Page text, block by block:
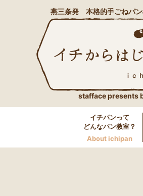
燕三条発 本格的手ごねパ
stafface presents
イチパンって
どんなパン教室？
About ichipan